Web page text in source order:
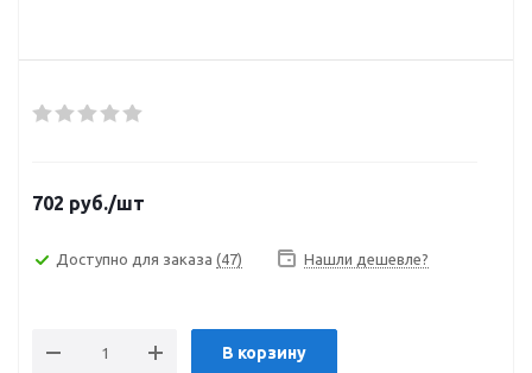
702 руб./шт
Доступно для заказа (47) Нашли дешевле?
В корзину